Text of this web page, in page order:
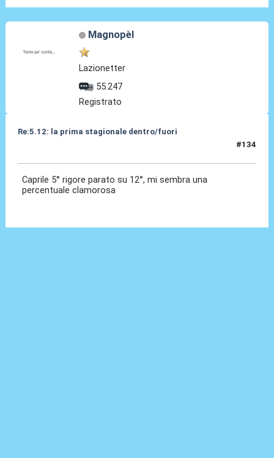
Magnopèl
Lazionetter
55.247
Registrato
Re:5.12: la prima stagionale dentro/fuori
#134
Caprile 5° rigore parato su 12°, mi sembra una
percentuale clamorosa